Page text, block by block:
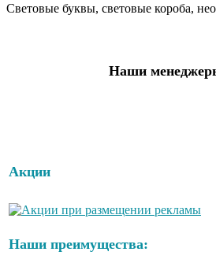
Световые буквы, световые короба,
Наши
Акции
Наши преимущества: